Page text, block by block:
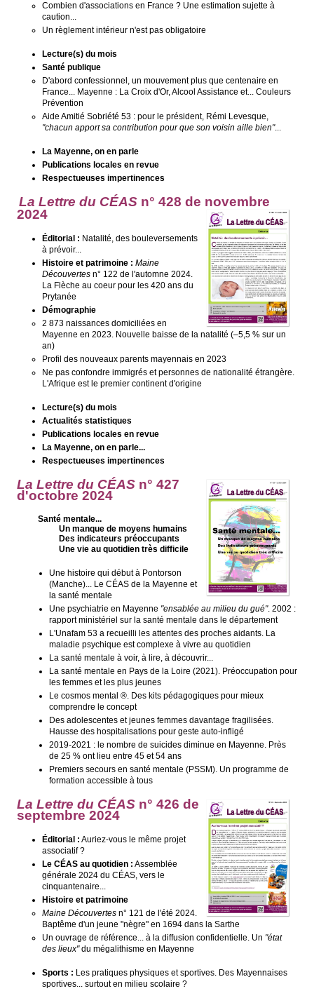
Combien d'associations en France ? Une estimation sujette à
caution...
Un règlement intérieur n'est pas obligatoire
Lecture(s) du mois
Santé publique
D'abord confessionnel, un mouvement plus que centenaire en
France... Mayenne : La Croix d'Or, Alcool Assistance et... Couleurs
Prévention
Aide Amitié Sobriété 53 : pour le président, Rémi Levesque,
"chacun apport sa contribution pour que son voisin aille bien"...
La Mayenne, on en parle
Publications locales en revue
Respectueuses impertinences
La Lettre du CÉASn° 428 de novembre
2024
Éditorial : Natalité, des bouleversements
à prévoir...
Histoire et patrimoine : Maine
Découvertesn° 122 de l'automne 2024.
La Flèche au coeur pour les 420 ans du
Prytanée
Démographie
2 873 naissances domiciliées en
Mayenne en 2023. Nouvelle baisse de la natalité (–5,5 % sur un
an)
Profil des nouveaux parents mayennais en 2023
Ne pas confondre immigrés et personnes de nationalité étrangère.
L'Afrique est le premier continent d'origine
Lecture(s) du mois
Actualités statistiques
Publications locales en revue
La Mayenne, on en parle...
Respectueuses impertinences
La Lettre du CÉASn° 427
d'octobre 2024
Santé mentale...
Un manque de moyens humains
Des indicateurs préoccupants
Une vie au quotidien très difficile
Une histoire qui début à Pontorson
(Manche)... Le CÉAS de la Mayenne et
la santé mentale
Une psychiatrie en Mayenne "ensablée au milieu du gué". 2002 :
rapport ministériel sur la santé mentale dans le département
L'Unafam 53 a recueilli les attentes des proches aidants. La
maladie psychique est complexe à vivre au quotidien
La santé mentale à voir, à lire, à découvrir...
La santé mentale en Pays de la Loire (2021). Préoccupation pour
les femmes et les plus jeunes
Le cosmos mental ®. Des kits pédagogiques pour mieux
comprendre le concept
Des adolescentes et jeunes femmes davantage fragilisées.
Hausse des hospitalisations pour geste auto-infligé
2019-2021 : le nombre de suicides diminue en Mayenne. Près
de 25 % ont lieu entre 45 et 54 ans
Premiers secours en santé mentale (PSSM). Un programme de
formation accessible à tous
La Lettre du CÉASn° 426 de
septembre 2024
Éditorial : Auriez-vous le même projet
associatif ?
Le CÉAS au quotidien : Assemblée
générale 2024 du CÉAS, vers le
cinquantenaire...
Histoire et patrimoine
Maine Découvertesn° 121 de l'été 2024.
Baptême d'un jeune "nègre" en 1694 dans la Sarthe
Un ouvrage de référence... à la diffusion confidentielle. Un "état
des lieux"du mégalithisme en Mayenne
Sports : Les pratiques physiques et sportives. Des Mayennaises
sportives... surtout en milieu scolaire ?